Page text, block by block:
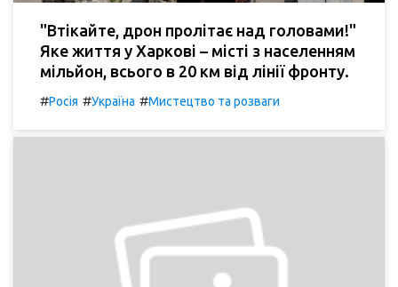
"Втікайте, дрон пролітає над головами!"
Яке життя у Харкові – місті з населенням
мільйон, всього в 20 км від лінії фронту.
#Росія #Україна #Мистецтво та розваги